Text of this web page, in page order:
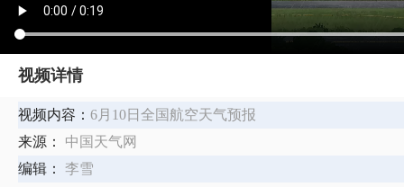
视频详情
视频内容： 6月10日全国航空天气预报
来源：
中国天气网
编辑：
李雪